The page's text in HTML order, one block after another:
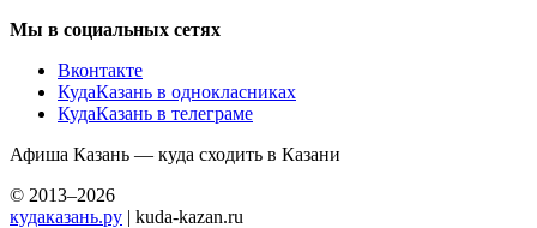
Мы в социальных сетях
Вконтакте
КудаКазань в однокласниках
КудаКазань в телеграме
Афиша Казань — куда сходить в Казани
© 2013–2026
кудаказань.ру | kuda-kazan.ru